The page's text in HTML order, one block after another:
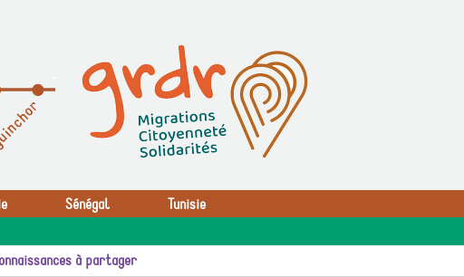
Sénégal Tunisie
à partager